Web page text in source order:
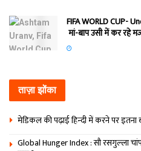
FIFA WORLD CUP-
मां-बाप उसी में कर रहे
ताज़ा झोंका
मेडिकल की पढ़ाई हिन्‍दी में करने पर इतना
Global Hunger Index : सौ रसगुल्‍ला